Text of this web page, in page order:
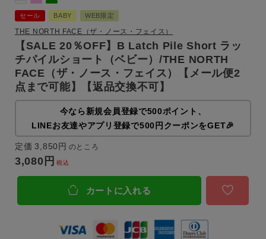
セール BABY WEB限定
THE NORTH FACE（ザ・ノース・フェイス）
【SALE 20％OFF】B Latch Pile Short ラッ
チパイルショート（ベビー）/THE NORTH
FACE（ザ・ノース・フェイス）【メール便2
点まで可能】【返品交換不可】
今なら新規会員登録で500ポイント、
LINEお友達やアプリ登録で500円クーポンをGET🎉
定価 3,850 のところ
3,080 税込
カートに入れる